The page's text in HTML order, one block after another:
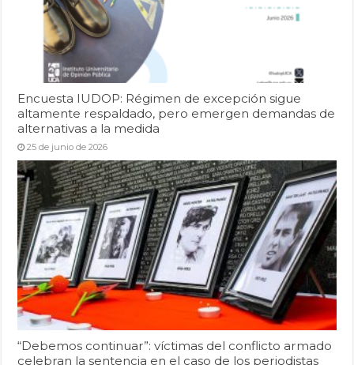
Encuesta IUDOP: Régimen de excepción sigue
altamente respaldado, pero emergen demandas de
alternativas a la medida
25 de junio de 2026
“Debemos continuar”: víctimas del conflicto armado
celebran la sentencia en el caso de los periodistas